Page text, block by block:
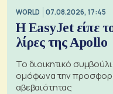
WORLD 07.08.2026, 17:45
Η EasyJet είπε
λίρες της Apollo
Το διοικητικό
ομόφωνα την
αβεβαιότητας